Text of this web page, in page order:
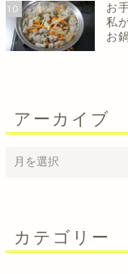
10
お
私
お
アーカイブ
カテゴリー